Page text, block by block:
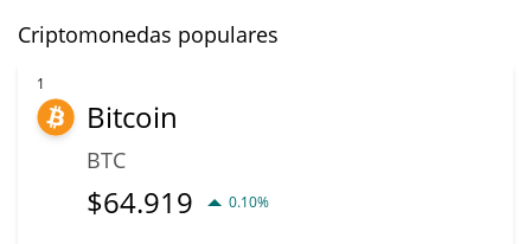
Criptomonedas populares
1
Bitcoin
BTC
$64.919 0.10%